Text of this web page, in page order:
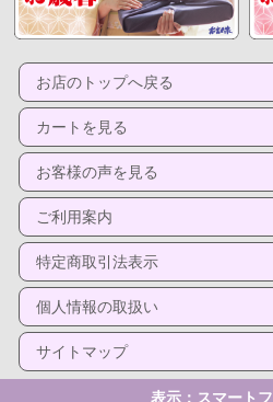
お店のトップへ戻る
カートを見る
お客様の声を見る
ご利用案内
特定商取引法表示
個人情報の取扱い
サイトマップ
表示：スマートフ